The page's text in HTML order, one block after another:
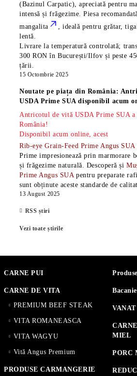
(Bazinul Carpatic), apreciată pentru
intensă și frăgezime. Piesa
mangalita
, ideală pentru grătar,
lentă.
Livrare la temperatură controlată;
300 RON în București/Ilfov și peste
țării.
15 Octombrie 2025
Noutate pe piața din România:
USDA Prime SUA disponibil acum
Antricotul de vită USDA Prime SUA a
România!
Disponibil acum online, acest
Rib-eye Grain-Feed Prime Angus SUA
Prime impresionează prin marmorare
și frăgezime naturală. Descoperă și
Prime Angus SUA pentru preparate
sunt obținute aceste standarde de
13 August 2025
RSS știri
Vezi toate știrile
CARNE PUI
CARNE DE VITA
PREMIUM BEEF STEAK
VITA ROMANEASCA
VITA WAGYU
Vită Angus Premium
PRODUSE CARMANGERIE
VANAT
MIEL
PORC